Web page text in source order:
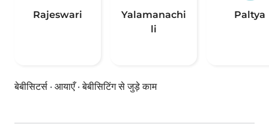
Rajeswari
Yalamanachi
li
Paltya
बेबीसिटर्स · आयाएँ ·बेबीसिटिंग से जुड़े काम